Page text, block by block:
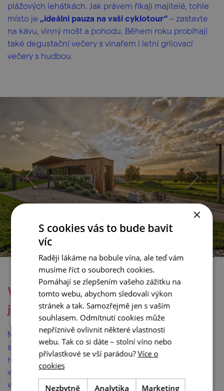
plážových lehátkách. Jak právem říkají majitelé, tohle
místo je „ideální pauza na vaší cyklotour“ – zastavte
na kávu, vinný mošt a pohodu. Během roku probíhají
také degustační večery s vinařem i letní grilovací
večery s hudbou.
Volařík nabízí k degustaci panorama
jak víno
Návrh na stavbu rodinného Vinařství Volařík vyšel ze
studia
Bukolsky architekti
, ale nakonec nebyl
realizován přesně podle návrhu. Už samotná poloha
vinařství v rámci Mikulova je luxusní, k tomu potěší
velké parkoviště, které hostům vyřeší mikulovský
×
S cookies vás to bude bavit
víc
Raději lákáme na bobule vína, ale teď vám
musíme říct o souborech cookies.
Pomáhají se zlepšením vašeho zážitku na
tomto webu, abychom sledovali výkon
stránek a tak. Samozřejmě jen s vaším
souhlasem. Odmítnutí cookies může
nepříznivě ovlivnit některé vlastnosti
webu. Tak co si dáte – stolní víno nebo
přívlastkové se vší parádou?Více o
cookies
Nezbytně Analytika Marketing